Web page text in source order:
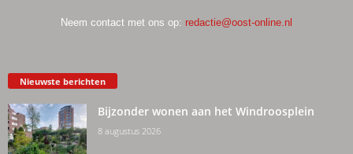
Neem contact met ons op: redactie@oost-online.nl
Nieuwste berichten
Bijzonder wonen aan het Windroosplein
8 augustus 2026